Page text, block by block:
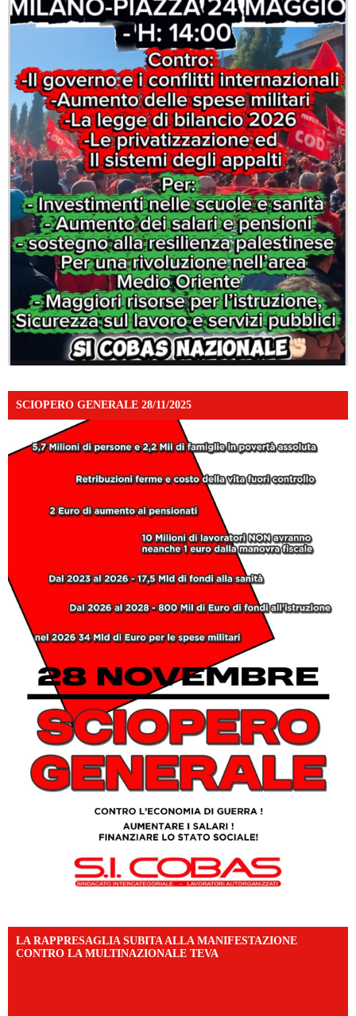
SCIOPERO GENERALE 28/11/2025
LA RAPPRESAGLIA SUBITA ALLA MANIFESTAZIONE
CONTRO LA MULTINAZIONALE TEVA